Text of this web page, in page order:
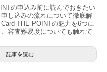
の申込み前に読んでおきたい
し込みの流れについて徹底解
THE POINTの魅力を6つに
審査難易度についても触れて
記事を読む